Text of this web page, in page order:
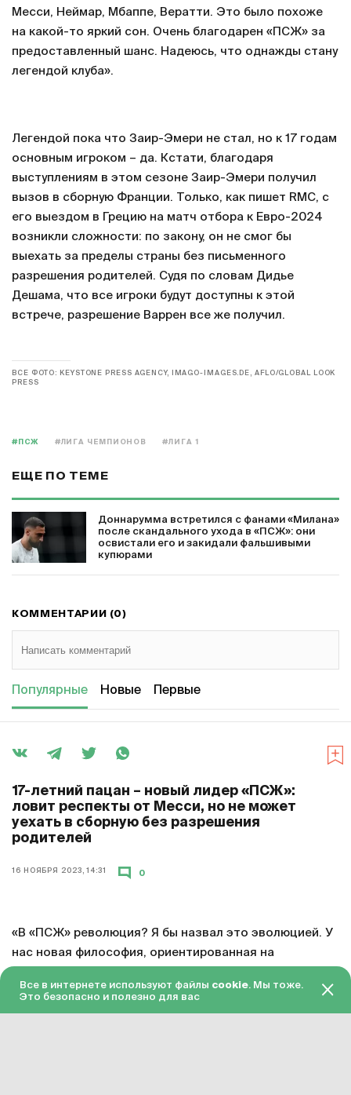
Месси, Неймар, Мбаппе, Вератти. Это было похоже
на какой-то яркий сон. Очень благодарен «ПСЖ» за
предоставленный шанс. Надеюсь, что однажды стану
легендой клуба».
Легендой пока что Заир-Эмери не стал, но к 17 годам
основным игроком – да. Кстати, благодаря
выступлениям в этом сезоне Заир-Эмери получил
вызов в сборную Франции. Только, как пишет RMC, с
его выездом в Грецию на матч отбора к Евро-2024
возникли сложности: по закону, он не смог бы
выехать за пределы страны без письменного
разрешения родителей. Судя по словам Дидье
Дешама, что все игроки будут доступны к этой
встрече, разрешение Варрен все же получил.
ВСЕ ФОТО: KEYSTONE PRESS AGENCY, IMAGO-IMAGES.DE, AFLO/GLOBAL LOOK
PRESS
#ПСЖ #ЛИГА ЧЕМПИОНОВ #ЛИГА 1
ЕЩЕ ПО ТЕМЕ
Доннарумма встретился с фанами «Милана»
после скандального ухода в «ПСЖ»: они
освистали его и закидали фальшивыми
купюрами
КОММЕНТАРИИ (0)
Популярные Новые Первые
17-летний пацан – новый лидер «ПСЖ»:
ловит респекты от Месси, но не может
уехать в сборную без разрешения
родителей
16 НОЯБРЯ 2023, 14:31 0
«В «ПСЖ» революция? Я бы назвал это эволюцией. У
нас новая философия, ориентированная на
Проект строится медленно. Затем у нас есть новый
тренировочный центр, который является лучшим в
Все в интернете используют файлы cookie. Мы тоже.
Это безопасно и полезно для вас